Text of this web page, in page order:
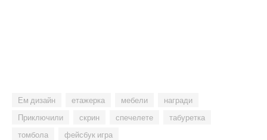
Ем дизайн етажерка мебели
награди
Приключили
скрин спечелете
табуретка
томбола
фейсбук игра